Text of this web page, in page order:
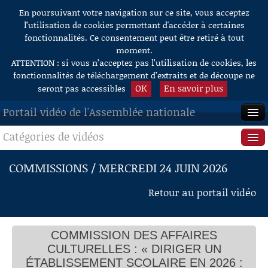
Aller au contenu
En poursuivant votre navigation sur ce site, vous acceptez
l’utilisation de cookies permettant d'accéder à certaines
fonctionnalités. Ce consentement peut être retiré à tout
moment.
ATTENTION : si vous n’acceptez pas l’utilisation de cookies, les
fonctionnalités de téléchargement d’extraits et de découpe ne
seront pas accessibles
OK En savoir plus
Portail vidéo de l'Assemblée nationale
ACCUEIL
EN DIRECT
RECHERCHE
AIDE À LA DÉCOUPE
DE VIDÉOS
Catégories de vidéos
Séance publique
Questions au Gouvernement
Commissions
Présidence
Évènements
COMMISSIONS / MERCREDI 24 JUIN 2026
Retour au portail vidéo
COMMISSION DES AFFAIRES
CULTURELLES : « DIRIGER UN
ÉTABLISSEMENT SCOLAIRE EN 2026 :
perspectives » réunissant des représentants des
syndicats de l'éducation nationale
M. Alexandre Portier, président
M. Bruno Bobkiewicz, secrétaire général du Syndicat